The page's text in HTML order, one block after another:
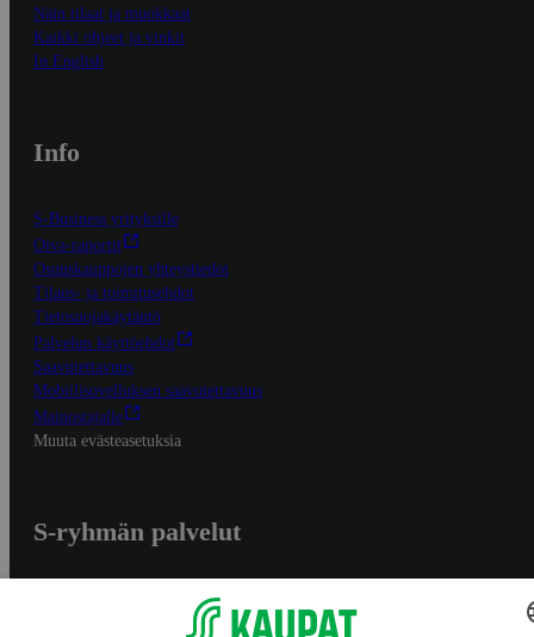
Näin tilaat ja muokkaat
Kaikki ohjeet ja vinkit
In English
Info
S-Business yrityksille
Oiva-raportit
Osuuskauppojen yhteystiedot
Tilaus- ja toimitusehdot
Tietosuojakäytäntö
Palvelun käyttöehdot
Saavutettavuus
Mobiilisovelluksen saavutettavuus
Mainostajalle
Muuta evästeasetuksia
S-ryhmän palvelut